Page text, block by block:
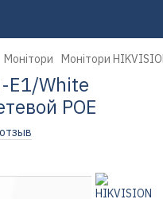
Монітори Монітори
E1/White
POE